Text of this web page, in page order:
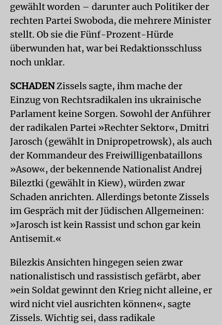
gewählt worden – darunter auch Politiker der
rechten Partei Swoboda, die mehrere Minister
stellt. Ob sie die Fünf-Prozent-Hürde
überwunden hat, war bei Redaktionsschluss
noch unklar.
SCHADENZissels sagte, ihm mache der
Einzug von Rechtsradikalen ins ukrainische
Parlament keine Sorgen. Sowohl der Anführer
der radikalen Partei »Rechter Sektor«, Dmitri
Jarosch (gewählt in Dnipropetrowsk), als auch
der Kommandeur des Freiwilligenbataillons
»Asow«, der bekennende Nationalist Andrej
Bileztki (gewählt in Kiew), würden zwar
Schaden anrichten. Allerdings betonte Zissels
im Gespräch mit der Jüdischen Allgemeinen:
»Jarosch ist kein Rassist und schon gar kein
Antisemit.«
Bilezkis Ansichten hingegen seien zwar
nationalistisch und rassistisch gefärbt, aber
»ein Soldat gewinnt den Krieg nicht alleine, er
wird nicht viel ausrichten können«, sagte
Zissels. Wichtig sei, dass radikale